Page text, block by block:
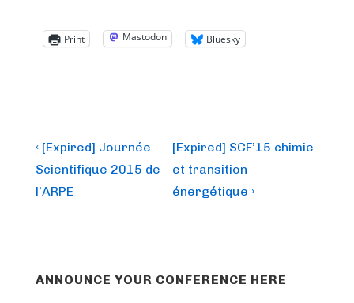
Print Mastodon Bluesky
Post
navigation
Previous
Post
is
‹ [Expired] Journée
Scientifique 2015 de
l’ARPE
Next
Post
is
[Expired] SCF’15 chimie
et transition
énergétique ›
ANNOUNCE YOUR CONFERENCE HERE